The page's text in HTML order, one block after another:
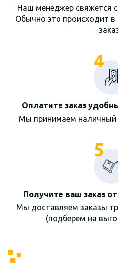
Наш менеджер свяжется
Обычно это происходит в
4
Оплатите заказ
Мы принимаем наличный
5
Получите ваш заказ
Мы доставляем заказы
(подберем на